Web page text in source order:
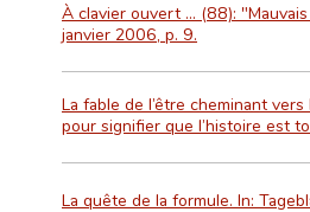
À clavier ouvert ... (88):
janvier 2006, p. 9.
La fable de l’être cheminant
pour signifier que l’histoire est
La quête de la formule. In: